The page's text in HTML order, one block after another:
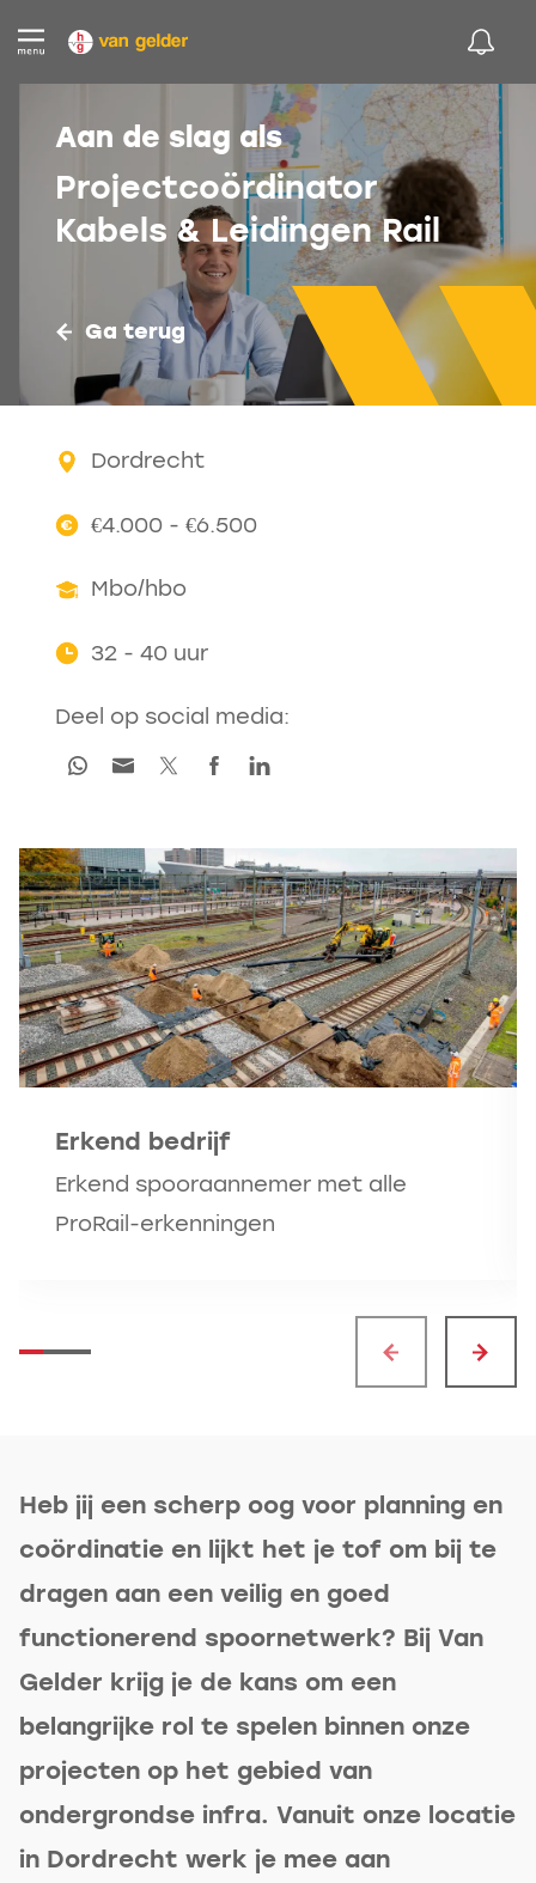
Projectcoördinator
Kabels & Leidingen Rail
Aan de slag als
Ga terug
Dordrecht
€4.000 - €6.500
Mbo/hbo
32 - 40 uur
Deel op social media:
Erkend bedrijf
Erkend spooraannemer met alle
ProRail-erkenningen
Heb jij een scherp oog voor planning en
coördinatie en lijkt het je tof om bij te
dragen aan een veilig en goed
functionerend spoornetwerk? Bij Van
Gelder krijg je de kans om een
belangrijke rol te spelen binnen onze
projecten op het gebied van
ondergrondse infra. Vanuit onze locatie
in Dordrecht werk je mee aan